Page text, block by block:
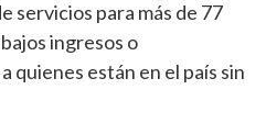
servicios para más de 77
ingresos o
quienes están en el país sin